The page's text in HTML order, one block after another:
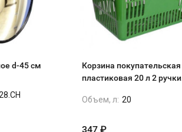
d-45 см
Корзина покупательская
пластиковая 20 л 2 ручки
Объем, л: 20
347 ₽